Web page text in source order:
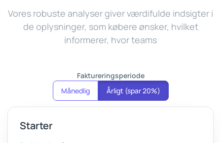
Vores robuste analyser giver værdifulde indsigter i
de oplysninger, som købere ønsker, hvilket
informerer, hvor teams
Faktureringsperiode
Månedlig
Årligt (spar 20%)
Starter